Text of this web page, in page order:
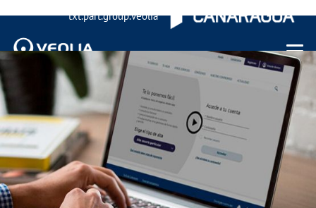
txt.part.group.veolia
Menu